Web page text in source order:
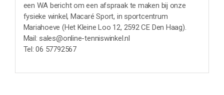
een WA bericht om een afspraak te maken bij onze
fysieke winkel, Macaré Sport, in sportcentrum
Mariahoeve (Het Kleine Loo 12, 2592 CE Den Haag).
Mail: sales@online-tenniswinkel.nl
Tel: 06 57792567